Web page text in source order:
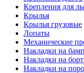
Крепления для
Крылья
Крылья грузовые
Лопаты
Механические
Накладки на
Накладки на
Накладки на